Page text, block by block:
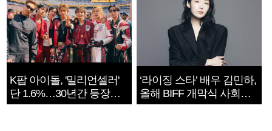
K팝 아이돌, '밀리언셀러'
단 1.6%…30년간 등장
1182개팀 전수조사
‘라이징 스타’ 배우 김민하,
올해 BIFF 개막식 사회자
확정